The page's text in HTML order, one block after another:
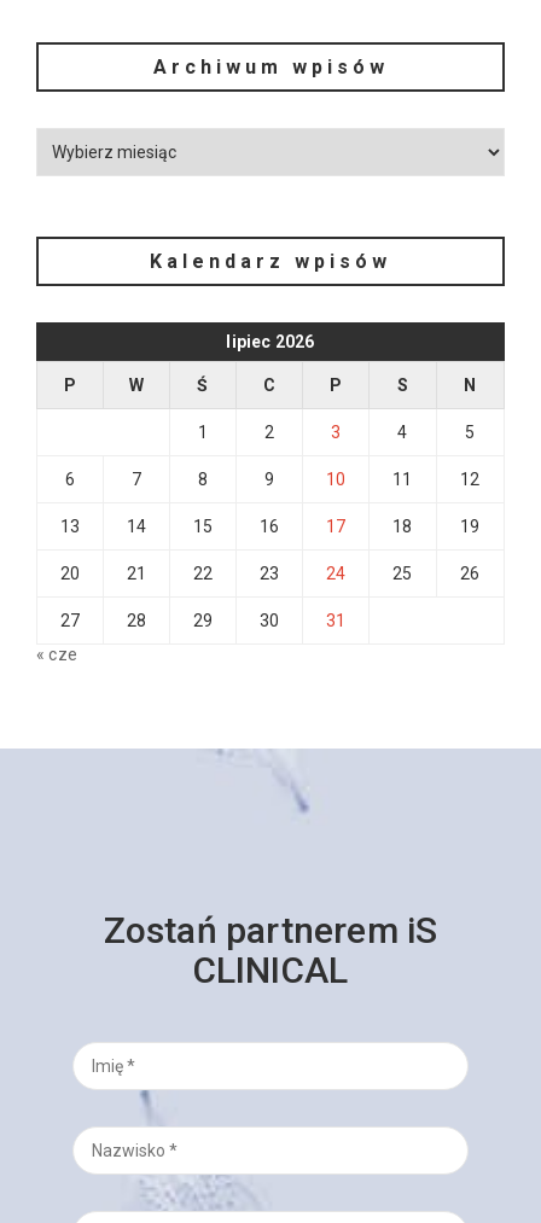
Archiwum wpisów
Kalendarz wpisów
lipiec 2026
P W Ś C P S N
1 2 3 4 5
6 7 8 9 10 11 12
13 14 15 16 17 18 19
20 21 22 23 24 25 26
27 28 29 30
31
« cze
Zostań partnerem iS
CLINICAL